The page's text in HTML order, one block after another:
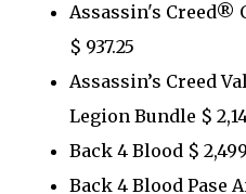
Assassin's Creed®
$ 937.25
Assassin’s Creed
Legion Bundle $
Back 4 Blood $
Back 4 Blood Pase